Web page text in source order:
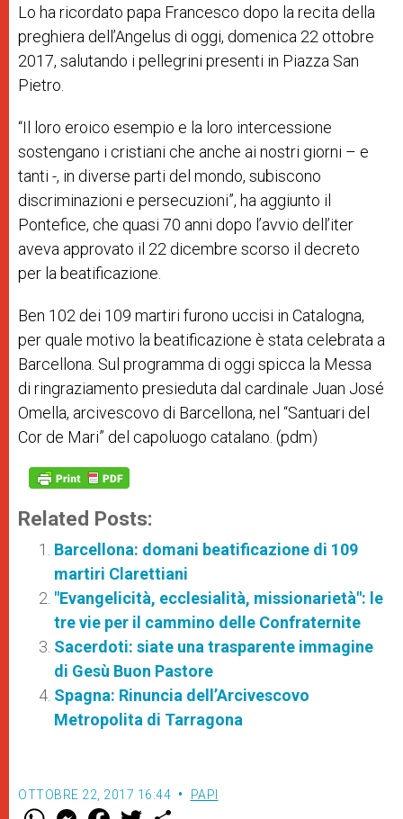
Lo ha ricordato papa Francesco dopo la recita della
preghiera dell’Angelus di oggi, domenica 22 ottobre
2017, salutando i pellegrini presenti in Piazza San
Pietro.
“Il loro eroico esempio e la loro intercessione
sostengano i cristiani che anche ai nostri giorni – e
tanti -, in diverse parti del mondo, subiscono
discriminazioni e persecuzioni”, ha aggiunto il
Pontefice, che quasi 70 anni dopo l’avvio dell’iter
aveva approvato il 22 dicembre scorso il decreto
per la beatificazione.
Ben 102 dei 109 martiri furono uccisi in Catalogna,
per quale motivo la beatificazione è stata celebrata a
Barcellona. Sul programma di oggi spicca la Messa
di ringraziamento presieduta dal cardinale Juan José
Omella, arcivescovo di Barcellona, nel “Santuari del
Cor de Mari” del capoluogo catalano. (pdm)
Related Posts:
Barcellona: domani beatificazione di 109
martiri Clarettiani
"Evangelicità, ecclesialità, missionarietà": le
tre vie per il cammino delle Confraternite
Sacerdoti: siate una trasparente immagine
di Gesù Buon Pastore
Spagna: Rinuncia dell’Arcivescovo
Metropolita di Tarragona
OTTOBRE 22, 2017 16:44 PAPI
W M F